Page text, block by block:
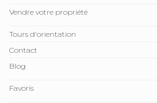
Vendre votre propriété
Tours d'orientation
Contact
Blog
Favoris